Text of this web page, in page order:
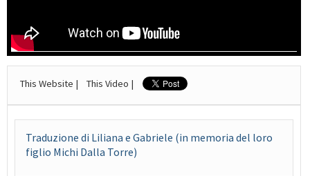
This Website | This Video |
Traduzione di Liliana e Gabriele (in memoria del loro
figlio Michi Dalla Torre)